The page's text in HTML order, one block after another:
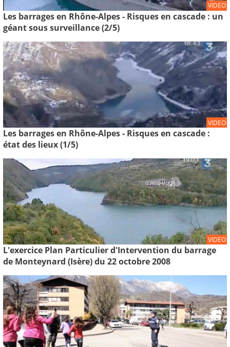
VIDEO
Les barrages en Rhône-Alpes - Risques en cascade : un
géant sous surveillance (2/5)
VIDEO
Les barrages en Rhône-Alpes - Risques en cascade :
état des lieux (1/5)
VIDEO
L'exercice Plan Particulier d'Intervention du barrage
de Monteynard (Isère) du 22 octobre 2008